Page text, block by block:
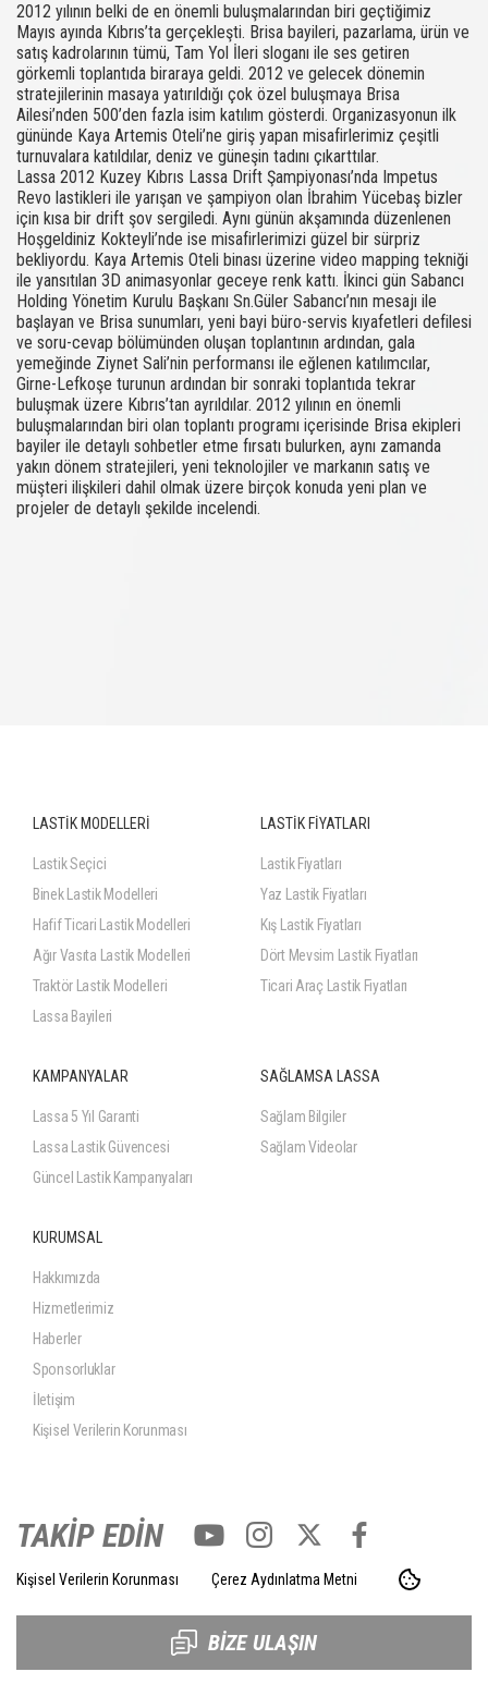
2012 yılının belki de en önemli buluşmalarından biri geçtiğimiz
Mayıs ayında Kıbrıs’ta gerçekleşti. Brisa bayileri, pazarlama, ürün ve
satış kadrolarının tümü, Tam Yol İleri sloganı ile ses getiren
görkemli toplantıda biraraya geldi. 2012 ve gelecek dönemin
stratejilerinin masaya yatırıldığı çok özel buluşmaya Brisa
Ailesi’nden 500’den fazla isim katılım gösterdi. Organizasyonun ilk
gününde Kaya Artemis Oteli’ne giriş yapan misafirlerimiz çeşitli
turnuvalara katıldılar, deniz ve güneşin tadını çıkarttılar.
Lassa 2012 Kuzey Kıbrıs Lassa Drift Şampiyonası’nda Impetus
Revo lastikleri ile yarışan ve şampiyon olan İbrahim Yücebaş bizler
için kısa bir drift şov sergiledi. Aynı günün akşamında düzenlenen
Hoşgeldiniz Kokteyli’nde ise misafirlerimizi güzel bir sürpriz
bekliyordu. Kaya Artemis Oteli binası üzerine video mapping tekniği
ile yansıtılan 3D animasyonlar geceye renk kattı. İkinci gün Sabancı
Holding Yönetim Kurulu Başkanı Sn.Güler Sabancı’nın mesajı ile
başlayan ve Brisa sunumları, yeni bayi büro-servis kıyafetleri defilesi
ve soru-cevap bölümünden oluşan toplantının ardından, gala
yemeğinde Ziynet Sali’nin performansı ile eğlenen katılımcılar,
Girne-Lefkoşe turunun ardından bir sonraki toplantıda tekrar
buluşmak üzere Kıbrıs’tan ayrıldılar. 2012 yılının en önemli
buluşmalarından biri olan toplantı programı içerisinde Brisa ekipleri
bayiler ile detaylı sohbetler etme fırsatı bulurken, aynı zamanda
yakın dönem stratejileri, yeni teknolojiler ve markanın satış ve
müşteri ilişkileri dahil olmak üzere birçok konuda yeni plan ve
projeler de detaylı şekilde incelendi.
LASTİK MODELLERİ
Lastik Seçici
Binek Lastik Modelleri
Hafif Ticari Lastik Modelleri
Ağır Vasıta Lastik Modelleri
Traktör Lastik Modelleri
Lassa Bayileri
LASTİK FİYATLARI
Lastik Fiyatları
Yaz Lastik Fiyatları
Kış Lastik Fiyatları
Dört Mevsim Lastik Fiyatları
Ticari Araç Lastik Fiyatları
KAMPANYALAR
Lassa 5 Yıl Garanti
Lassa Lastik Güvencesi
Güncel Lastik Kampanyaları
SAĞLAMSA LASSA
Sağlam Bilgiler
Sağlam Videolar
KURUMSAL
Hakkımızda
Hizmetlerimiz
Haberler
Sponsorluklar
İletişim
Kişisel Verilerin Korunması
TAKİP EDİN
Kişisel Verilerin Korunması Çerez Aydınlatma Metni
BİZE ULAŞIN